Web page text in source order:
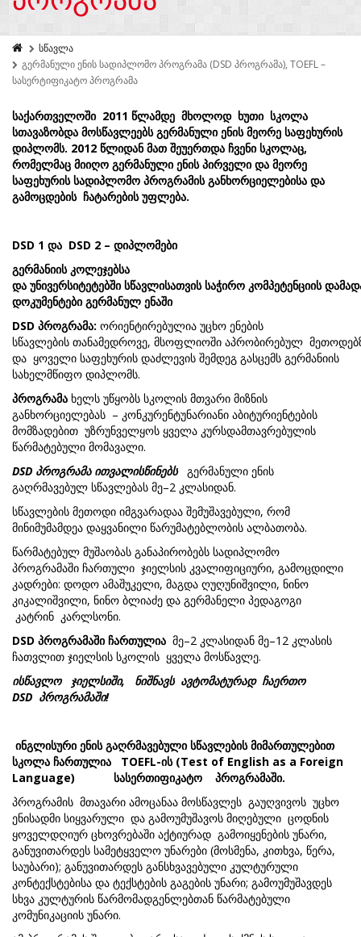
სწავლა
გერმანული ენის სადიპლომო პროგრამა (DSD პროგრამა), TOEFL –
სასერტიფიკატო პროგრამა
საქართველოში 2011 წლამდე მხოლოდ ხუთი სკოლა
სთავაზობდა მოსწავლეებს გერმანული ენის მეორე საფეხურის
დიპლომს. 2012 წლიდან მათ შეუერთდა ჩვენი სკოლაც,
რომელმაც მიიღო გერმანული ენის პირველი და მეორე
საფეხურის სადიპლომო პროგრამის განხორციელებისა და
გამოცდების ჩატარებისუფლება.
DSD 1 და DSD 2 – დიპლომები
გერმანიის კოლეჯებსა
და უნივერსიტეტებში სწავლისათვისსაჭირო კომპეტენციის
დოკუმენტები გერმანულ ენაში
DSD პროგრამა: ორიენტირებულია უცხო ენების
სწავლების თანამედროვე, მსოფლიოში აპრობირებულ
და ყოველი საფეხურის დაძლევის შემდეგ გასცემს გერმანიის
სახელმწიფო დიპლომს.
პროგრამა ხელს უწყობს სკოლის მთვარი მიზნის
განხორციელებას – კონკურენტუნარიანი აბიტურიენტების
მომზადებით უზრუნველყოს ყველა კურსდამთავრებულის
წარმატებული მომავალი.
DSD პროგრამა ითვალისწინებს გერმანული ენის
გაღრმავებულ სწავლებას მე–2 კლასიდან.
სწავლების მეთოდი იმგვარადაა შემუშავებული, რომ
მინიმუმამდეა დაყვანილი წარუმატებლობის ალბათობა.
წარმატებულ მუშაობას განაპირობებს სადიპლომო
პროგრამაში ჩართული ჯიელსის კვალიფიციური, გამოცდილი
კადრები: დოდო ამაშუკელი, მაგდა ღუღუნიშვილი, ნინო
კიკალიშვილი, ნინო ბლიაძე და გერმანელი პედაგოგი
კატრინ კარლსონი.
DSD პროგრამაში ჩართულია მე–2 კლასიდან მე–12 კლასის
ჩათვლით ჯიელსის სკოლის ყველა მოსწავლე.
ისწავლო
ჯიელსიში, ნიშნავს ავტომატურად ჩაერთო
DSD პროგრამაში!
ინგლისური ენის გაღრმავებული სწავლების მიმართულებით
სკოლა ჩართულია
TOEFL-ის (Test of English as a Foreign
Language)
სასერთიფიკატო პროგრამაში.
პროგრამის მთავარი ამოცანაა მოსწავლეს გაუღვივოს უცხო
ენისადმი სიყვარული და გამოუმუშავოს მიღებული ცოდნის
ყოველდღიურ ცხოვრებაში აქტიურად გამოიყენების უნარი,
განუვითარდეს სამეტყველო უნარები (მოსმენა, კითხვა, წერა,
საუბარი); განუვითარდეს განსხვავებული კულტურული
კონტექსტებისა და ტექსტების გაგების უნარი; გამოუმუშავდეს
სხვა კულტურის წარმომადგენლებთან წარმატებული
კომუნიკაციის უნარი.